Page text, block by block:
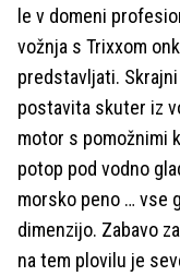
le v domeni
vožnja s Trixxom
predstavljati.
postavita skuter iz
motor s pomožnimi
potop pod vodno
morsko peno … vse
dimenzijo. Zabavo
na tem plovilu je